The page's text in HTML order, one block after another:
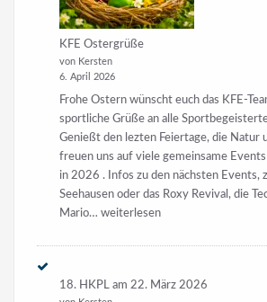
KFE Ostergrüße
von Kersten
6. April 2026
Frohe Ostern wünscht euch das KFE-
sportliche Grüße an alle
Genießt den lezten Feiertage, die Natur
freuen uns auf viele gemeinsame
in 2026 . Infos zu den nächsten Events,
Seehausen oder das Roxy Revival, die
Mario… KFE
weiterlesen
18. HKPL am 22. März 2026